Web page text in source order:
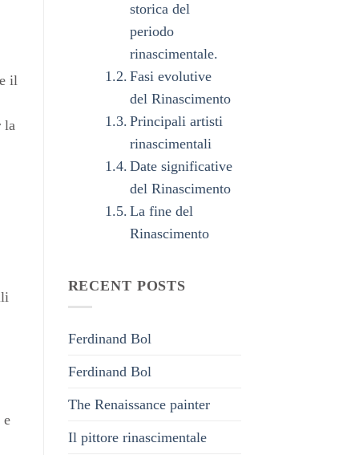
il
la
e
storica del
periodo
rinascimentale.
Fasi evolutive
del Rinascimento
Principali artisti
rinascimentali
Date significative
del Rinascimento
La fine del
Rinascimento
RECENT POSTS
Ferdinand Bol
Ferdinand Bol
The Renaissance painter
Il pittore rinascimentale